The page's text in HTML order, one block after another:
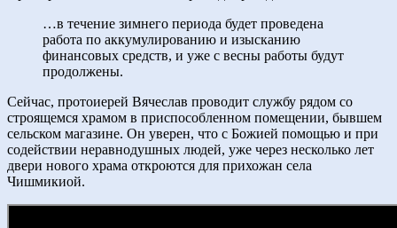
…в течение зимнего периода будет проведена
работа по аккумулированию и изысканию
финансовых средств, и уже с весны работы будут
продолжены.
Сейчас, протоиерей Вячеслав проводит службу рядом со
строящемся храмом в приспособленном помещении, бывшем
сельском магазине. Он уверен, что с Божией помощью и при
содействии неравнодушных людей, уже через несколько лет
двери нового храма откроются для прихожан села
Чишмикиой.